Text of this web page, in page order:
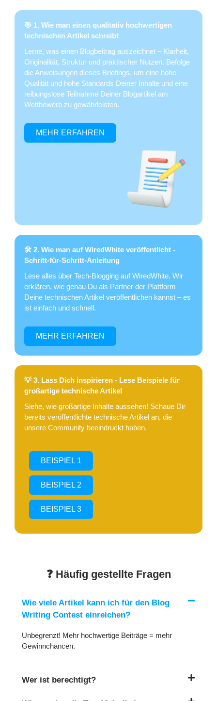
🎯 1. Wie man einen qualitativ hochwertigen
technischen Artikel schreibt
Lerne, was einen Blogbeitrag auszeichnet – Klarheit,
Originalität, Struktur und praktischer Nutzen. Befolge
die Anweisungen dieses Briefings, um eine hohe
Qualität und hohe Standards Deiner Inhalte und eine
reibungslose Teilnahme Deiner Blogartikel am
Wettbewerb zu gewährleisten.
MEHR ERFAHREN
🛠 2. Wie man auf WiredWhite veröffentlicht -
Schritt-für-Schritt-Anleitung
Lese alles über Tech-Blogging auf WiredWhite. Wir
erklären, wie genau Du als Partner der Plattform
Deine technischen Artikel veröffentlichen kannst – es
ist einfach und schnell.
MEHR ERFAHREN
💡 3. Lass Dich inspirieren - Lese Beispiele für
großartige technische Artikel
Siehe, wie großartige Inhalte aussehen! Schaue Dir
bereits veröffentlichte technische Artikel an, die
unsere Community beeindruckt haben.
BEISPIEL 1
BEISPIEL 2
BEISPIEL 3
❓ Häufig gestellte Fragen
Wie viele Artikel kann ich für den Blog
Writing Contest einreichen?
Unbegrenzt! Mehr hochwertige Beiträge = mehr
Gewinnchancen.
Wer ist berechtigt?